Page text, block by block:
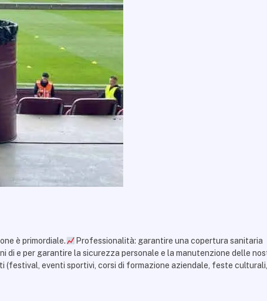
èprimordiale.
Professionalità: garantire una copertura sanitaria
di e per garantire la sicurezza personale e la manutenzione delle
(festival, eventi sportivi, corsi di formazione aziendale, feste